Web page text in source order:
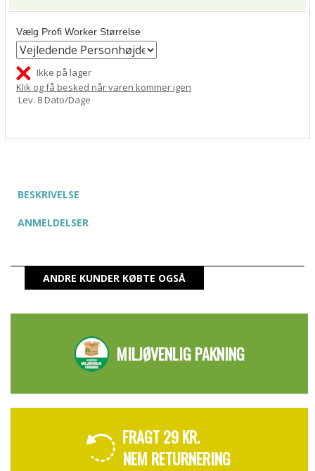
Vælg Profi Worker Størrelse
Ikke på lager
Klik og få besked når varen kommer igen
Lev. 8 Dato/Dage
BESKRIVELSE
ANMELDELSER
ANDRE KUNDER KØBTE OGSÅ
MILJØVENLIG PAKNING
FRAGT 29 KR.
NEM RETURNERING